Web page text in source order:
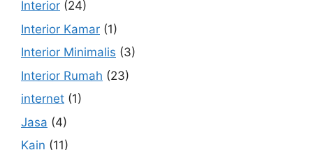
Interior (24)
Interior Kamar (1)
Interior Minimalis (3)
Interior Rumah (23)
internet (1)
Jasa (4)
Kain (11)